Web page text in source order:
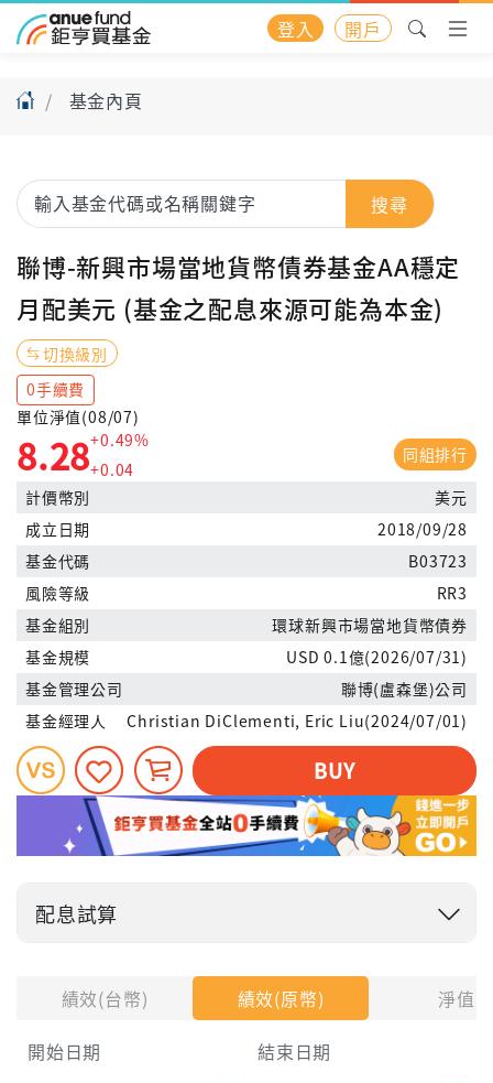
登入 開戶
基金內頁
績效(台幣) 績效(原幣)
淨值
開始日期
結束日期
搜尋
聯博-新興市場當地貨幣債券基金AA穩定
月配美元 (基金之配息來源可能為本金)
切換級別
0手續費
單位淨值(08/07)
8.28+0.49%
+0.04
同組排行
計價幣別
美元
成立日期
2018/09/28
基金代碼
B03723
風險等級
RR3
基金組別
環球新興市場當地貨幣債券
基金規模
USD 0.1億(2026/07/31)
基金管理公司
聯博(盧森堡)公司
基金經理人
Christian DiClementi, Eric Liu(2024/07/01)
BUY
配息試算
試算區間